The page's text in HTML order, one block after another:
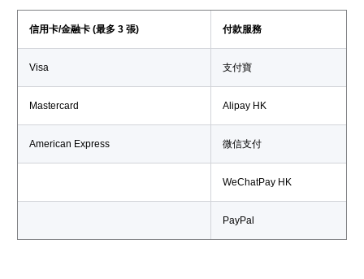
信用卡/金融卡 (最多 3 張) 付款服務
Visa 支付寶
Mastercard Alipay HK
American Express 微信支付
WeChatPay HK
PayPal